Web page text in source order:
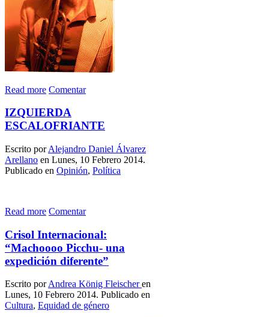
Read more Comentar
IZQUIERDA
ESCALOFRIANTE
Escrito porAlejandro Daniel Álvarez
Arellano en Lunes, 10 Febrero 2014.
Publicado en Opinión, Política
Read more Comentar
Crisol Internacional:
“Machoooo Picchu- una
expedición diferente”
Escrito porAndrea König Fleischeren
Lunes, 10 Febrero 2014. Publicado en
Cultura, Equidad de género